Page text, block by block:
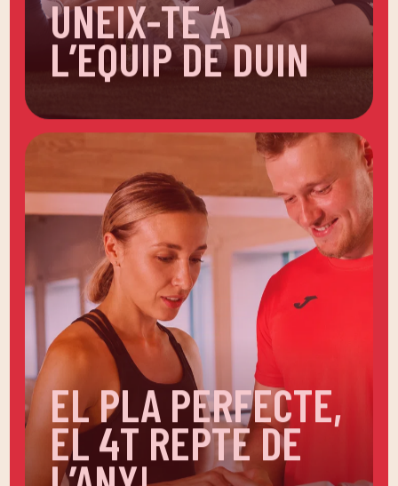
L’EQUIP DE DUIN
EL PLA PERFECTE,
EL 4T REPTE DE
L’ANY!